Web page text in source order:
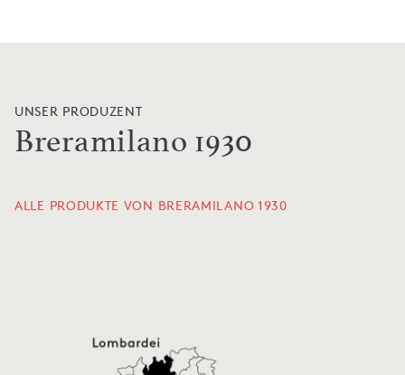
UNSER PRODUZENT
Breramilano 1930
ALLE PRODUKTE VON BRERAMILANO 1930